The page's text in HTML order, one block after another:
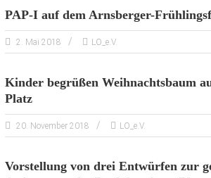
PAP-I auf dem Arnsberger-
2. Mai 2018 LO_e.V.
Kinder begrüßen Weihnachtsbaum
Platz
20. November 2018 LO_e.V.
Vorstellung von drei Entwürfen zur